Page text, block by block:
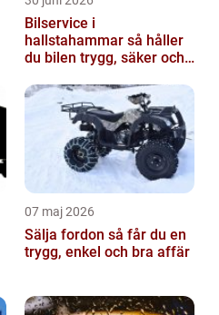
Bilservice i
hallstahammar så håller
du bilen trygg, säker och
07 maj 2026
Sälja fordon så får du en
trygg, enkel och bra affär